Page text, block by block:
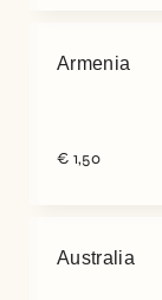
Armenia
€ 1,50
Australia